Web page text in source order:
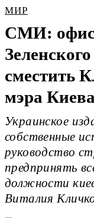
МИР
СМИ: офис
сместить
мэра Киева
Украинское
собственные
руководство
предпринять
должности
Виталия